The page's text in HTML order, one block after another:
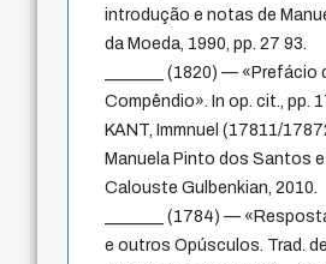
introdução e notas de
da Moeda, 1990, pp. 27 93.
_______ (1820) —
Compêndio». In op. cit., pp.
KANT, Immnuel (17811/
Manuela Pinto dos Santos
Calouste Gulbenkian, 2010.
_______ (1784) —
e outros Opúsculos. Trad.